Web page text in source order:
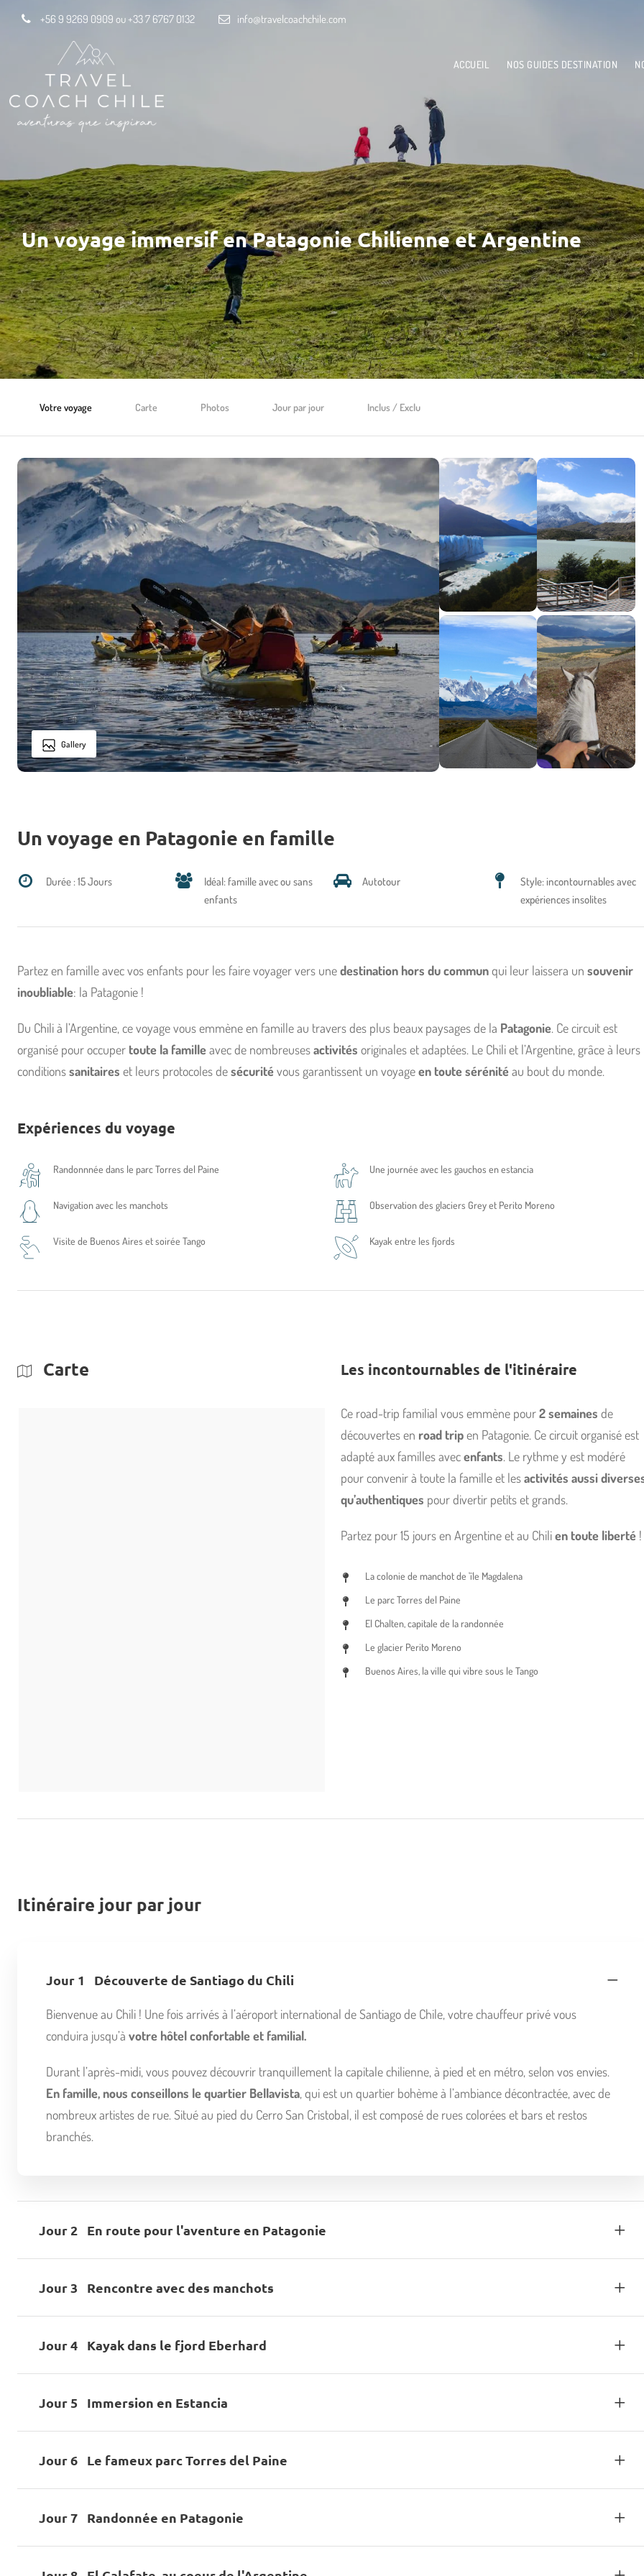
+56 9 9269 0909 ou +33 7 6767 0132 info@travelcoachchile.com
ACCUEIL NOS GUIDES DESTINATION
Un voyage immersif en Patagonie Chilienne et Argentine
Votre voyage Carte Photos Jour par jour Inclus / Exclu
Gallery
Un voyage en Patagonie en famille
Durée : 15 Jours
Idéal: famille avec ou sans
enfants
Autotour
Style: incontournables avec
expériences insolites
Partez en famille avec vos enfants pour les faire voyager vers unedestination hors du communqui leur laissera un souvenir
inoubliable: la Patagonie !
Du Chili à l’Argentine, ce voyage vous emmène en famille au travers des plus beaux paysages de la Patagonie. Ce circuit est
organisé pour occuper toute la familleavec de nombreusesactivités originales et adaptées. Le Chili et l’Argentine, grâce à leurs
conditionssanitaires et leurs protocoles desécuritévous garantissent un voyageen toute sérénitéau bout du monde.
Expériences du voyage
Randonnnée dans le parc Torres del Paine Une journée avec les gauchos en estancia
Navigation avec les manchots Observation des glaciers Grey et Perito Moreno
Visite de Buenos Aires et soirée Tango Kayak entre les fjords
Carte Les incontournables de l'itinéraire
Ce road-trip familial vous emmène pour2 semaines de
découvertes en road tripen Patagonie. Ce circuit organisé est
adapté aux familles avecenfants. Le rythme y est modéré
pour convenir à toute la famille et lesactivités aussi
qu’authentiques pour divertir petits et grands.
Partez pour 15 jours en Argentine et au Chilien toute liberté !
La colonie de manchot de 'île Magdalena
Le parc Torres del Paine
El Chalten, capitale de la randonnée
Le glacier Perito Moreno
Buenos Aires, la ville qui vibre sous le Tango
Itinéraire jour par jour
Jour 1 Découverte de Santiago du Chili
Bienvenue au Chili ! Une fois arrivés à l’aéroport international de Santiago de Chile, votre chauffeur privé vous
conduira jusqu’à votre hôtel confortable et familial.
Durant l’après-midi, vous pouvez découvrir tranquillement la capitale chilienne, à pied et en métro, selon vos envies.
En famille, nous conseillons le quartier Bellavista, qui est un quartier bohème à l’ambiance décontractée, avec de
nombreux artistes de rue. Situé au pied du Cerro San Cristobal, il est composé de rues colorées et bars et restos
branchés.
Jour 2 En route pour l'aventure en Patagonie
Jour 3 Rencontre avec des manchots
Jour 4 Kayak dans le fjord Eberhard
Jour 5 Immersion en Estancia
Jour 6 Le fameux parc Torres del Paine
Jour 7 Randonnée en Patagonie